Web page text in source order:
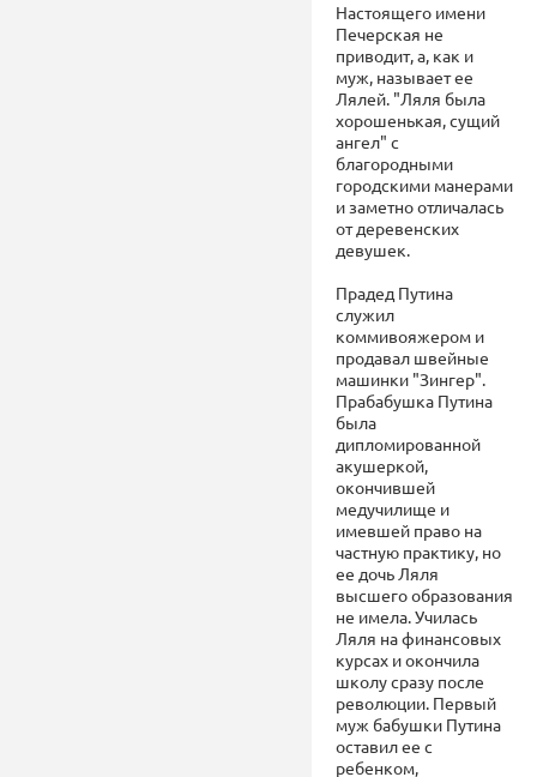
Настоящего имени
Печерская не
приводит, а, как и
муж, называет ее
Лялей. "Ляля была
хорошенькая, сущий
ангел" с
благородными
городскими манерами
и заметно отличалась
от деревенских
девушек.
Прадед Путина
служил
коммивояжером и
продавал швейные
машинки "Зингер".
Прабабушка Путина
была
дипломированной
акушеркой,
окончившей
медучилище и
имевшей право на
частную практику, но
ее дочь Ляля
высшего образования
не имела. Училась
Ляля на финансовых
курсах и окончила
школу сразу после
революции. Первый
муж бабушки Путина
оставил ее с
ребенком,